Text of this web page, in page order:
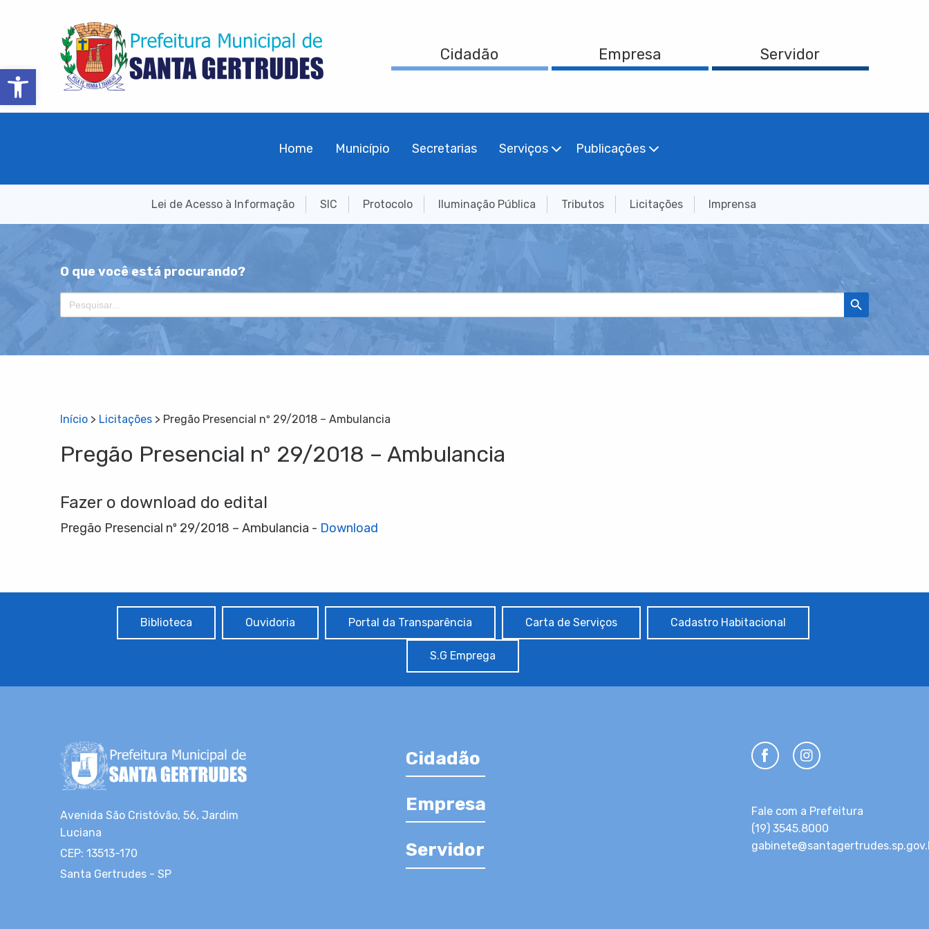
Barra de Ferramentas Aberta
Cidadão Empresa Servidor
Home Município Secretarias Serviços Publicações
Lei de Acesso à Informação SIC Protocolo Iluminação Pública Tributos Licitações Imprensa
O que você está procurando?
Search
for:
Search Button
Início > Licitações > Pregão Presencial nº 29/2018 – Ambulancia
Pregão Presencial nº 29/2018 – Ambulancia
Fazer o download do edital
Pregão Presencial nº 29/2018 – Ambulancia - Download
Biblioteca Ouvidoria Portal da Transparência Carta de Serviços Cadastro Habitacional
S.G Emprega
Avenida São Cristóvão, 56, Jardim
Luciana
CEP: 13513-170
Santa Gertrudes - SP
Cidadão
Empresa
Servidor
Fale com a Prefeitura
(19) 3545.8000